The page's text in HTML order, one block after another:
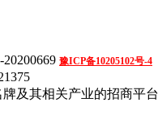
豫ICP备10205102号-4
及其相关产业的招商平台